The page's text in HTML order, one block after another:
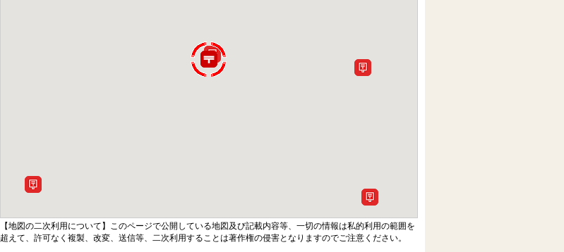
【地図の二次利用について】このページで公開している地図及び記載内容等、一切の情報は私的利用の範囲を
超えて、許可なく複製、改変、送信等、二次利用することは著作権の侵害となりますのでご注意ください。